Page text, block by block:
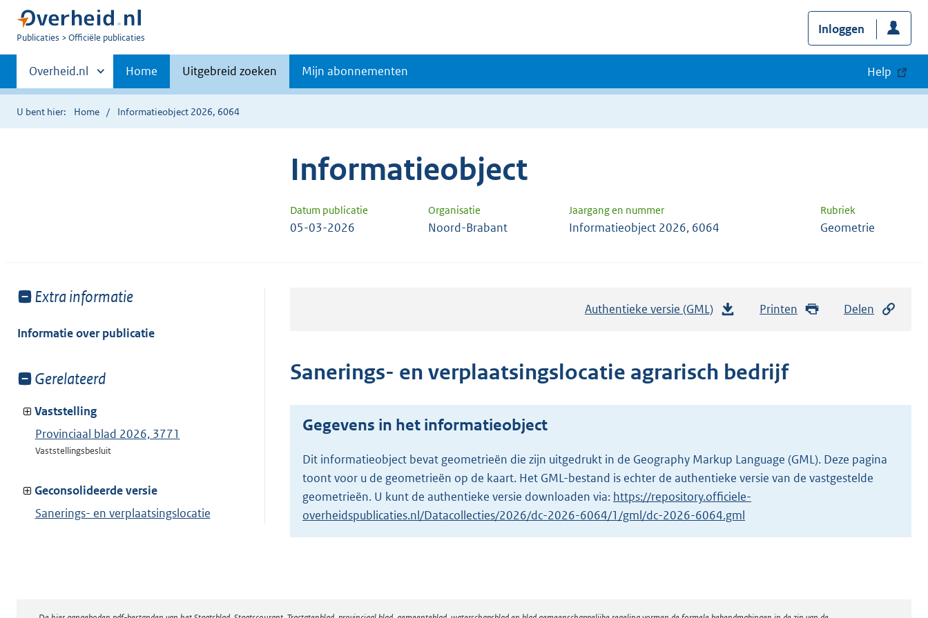
U
Publicaties Officiële publicaties
Inloggen
Primaire
navigatie
Andere
sites
binnen
Overheid.nl Home Uitgebreid zoeken Mijn abonnementen Help
U bent hier: Home Informatieobject 2026, 6064
Informatieobject
Datum publicatie Organisatie Jaargang en nummer Rubriek
05-03-2026 Noord-Brabant Informatieobject 2026, 6064 Geometrie
Toon
van:
Extra informatie
Informatie over publicatie
Toon
van:
Gerelateerd
Vaststelling
Provinciaal blad 2026, 3771
Vaststellingsbesluit
Geconsolideerde versie
Sanerings- en verplaatsingslocatie
Authentieke versie (GML)
t
a
n
g
r
o
o
Printen Delen
Sanerings- en verplaatsingslocatie agrarisch bedrijf
Gegevens in het informatieobject
Dit informatieobject bevat geometrieën die zijn uitgedrukt in de Geography Markup Language (GML). Deze pagina
toont voor u de geometrieën op de kaart. Het GML-bestand is echter de authentieke versie van de vastgestelde
geometrieën. U kunt de authentieke versie downloaden via: https://repository.officiele-
overheidspublicaties.nl/Datacollecties/2026/dc-2026-6064/1/gml/dc-2026-6064.gml